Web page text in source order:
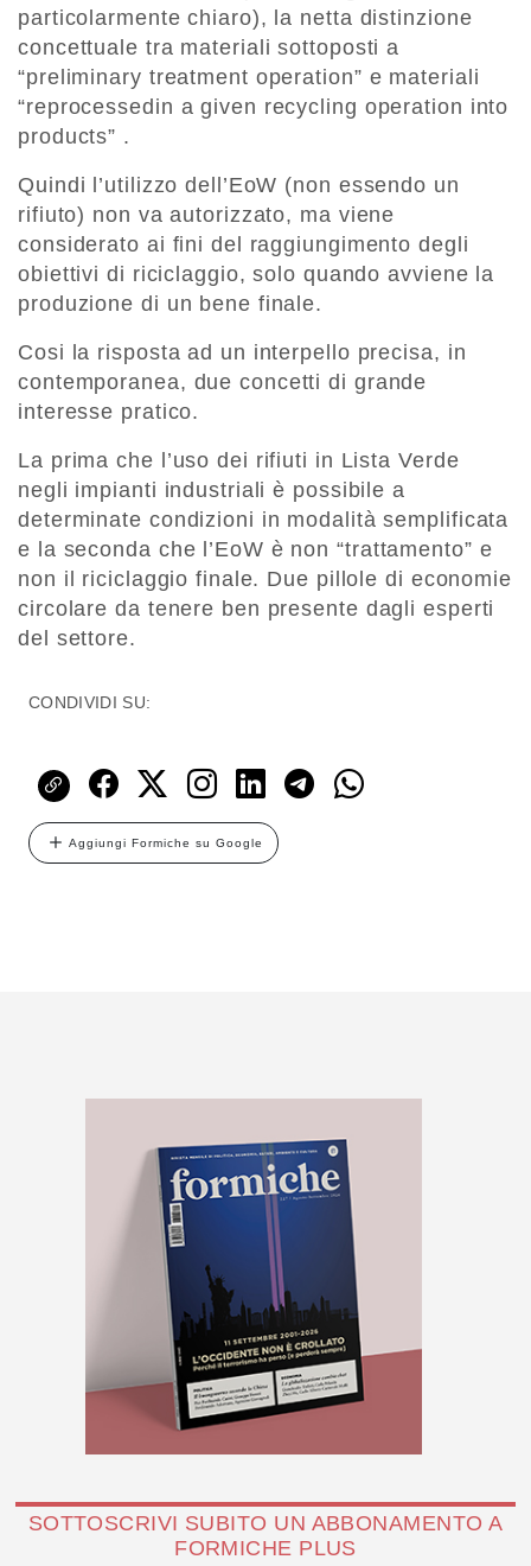
particolarmente chiaro), la netta distinzione
concettuale tra materiali sottoposti a
“preliminary treatment operation” e materiali
“reprocessedin a given recycling operation into
products” .
Quindi l’utilizzo dell’EoW (non essendo un
rifiuto) non va autorizzato, ma viene
considerato ai fini del raggiungimento degli
obiettivi di riciclaggio, solo quando avviene la
produzione di un bene finale.
Cosi la risposta ad un interpello precisa, in
contemporanea, due concetti di grande
interesse pratico.
La prima che l’uso dei rifiuti in Lista Verde
negli impianti industriali è possibile a
determinate condizioni in modalità semplificata
e la seconda che l’EoW è non “trattamento” e
non il riciclaggio finale. Due pillole di economie
circolare da tenere ben presente dagli esperti
del settore.
CONDIVIDI SU:
Aggiungi Formiche su Google
SOTTOSCRIVI SUBITO UN ABBONAMENTO A
FORMICHE PLUS